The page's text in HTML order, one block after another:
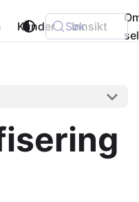
Kunder Innsikt
Søk